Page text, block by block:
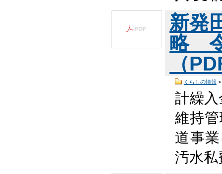
新発
略
（
くらしの情報 >
計繰
維持
道事
汚水